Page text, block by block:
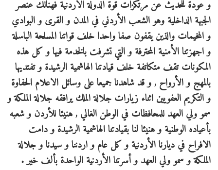
و عودة للحديث عن مرتكزات قوة الدولة الأردنية فهنالك عنصر
الجبهة الداخلية وهو الشعب الأردني في المدن و القرى و البوادي
و المخيمات والذين يقفون صفا واحدا خلف قواتنا المسلحة الباسلة
و اجهزتنا الأمنية المحترفة و التي تشرفت بالخدمة فيها و كل هذه
المكونات تقف متكاتفة خلف قيادتنا الهاشمية الرشيدة و تفتديها
بالمهج و الأرواح , و قد شاهدنا جميعا على وسائل الاعلام الحفاوة
و التكريم العفويين اثناء زيارات جلالة الملك يرافقه جلالة الملكة و
سمو ولي العهد للمحافظات في الوطن الغالي , هنيئا للأردن و شعبه
بأعياده الوطنية و هنيئا لنا بقيادتنا الهاشمية الرشيدة و دامت
الافراح في ديارنا الأردنية و كل عام و اردننا و سيدنا و جلالة
الملكة و سمو ولي العهد و أسرتنا الأردنية الواحدة بألف خير .